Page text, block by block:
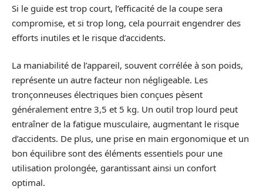
Si le guide est trop court, l’efficacité de la coupe sera
compromise, et si trop long, cela pourrait engendrer des
efforts inutiles et le risque d’accidents.
La maniabilité de l’appareil, souvent corrélée à son poids,
représente un autre facteur non négligeable. Les
tronçonneuses électriques bien conçues pèsent
généralement entre 3,5 et 5 kg. Un outil trop lourd peut
entraîner de la fatigue musculaire, augmentant le risque
d’accidents. De plus, une prise en main ergonomique et un
bon équilibre sont des éléments essentiels pour une
utilisation prolongée, garantissant ainsi un confort
optimal.